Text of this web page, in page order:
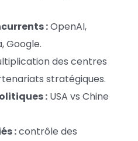
:OpenAI,
Google.
des centres
stratégiques.
: USA vs Chine
:contrôle des